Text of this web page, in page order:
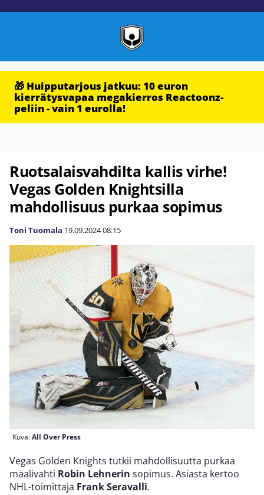
🎁 Huipputarjous jatkuu: 10 euron
kierrätysvapaa megakierros Reactoonz-
peliin - vain 1 eurolla!
Ruotsalaisvahdilta kallis virhe!
Vegas Golden Knightsilla
mahdollisuus purkaa sopimus
Toni Tuomala 19.09.202408:15
Kuva:All Over Press
Vegas Golden Knights tutkii mahdollisuutta purkaa
maalivahti Robin Lehnerin sopimus. Asiasta kertoo
NHL-toimittaja Frank Seravalli.